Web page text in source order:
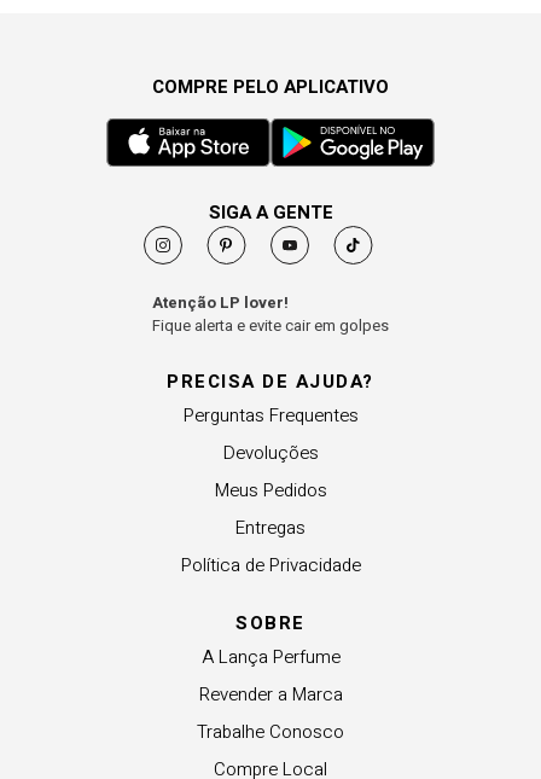
PRECISA DE AJUDA?
Perguntas Frequentes
Devoluções
Meus Pedidos
Entregas
Política de Privacidade
SOBRE
A Lança Perfume
Revender a Marca
Trabalhe Conosco
Compre Local
COMPRE PELO APLICATIVO
SIGA A GENTE
Atenção LP lover!
Fique alerta e evite cair em golpes